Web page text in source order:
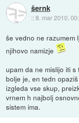
šernk
::8. mar 2010,
še vedno ne razumem
njihovo namizje
upam da ne mislijo iti
bolje je, en tedn
izgleda vse skup,
vrnem h najbolj
sistem ima.